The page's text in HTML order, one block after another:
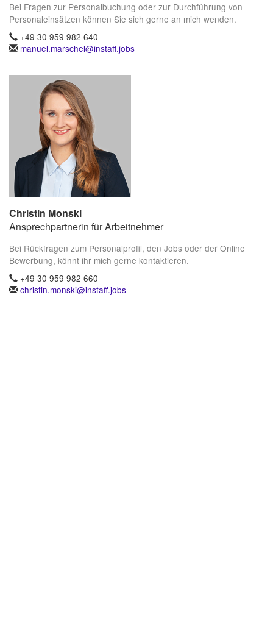
Bei Fragen zur Personalbuchung oder zur Durchführung von
Personaleinsätzen können Sie sich gerne an mich wenden.
+49 30 959 982 640
manuel.marschel@instaff.jobs
Christin Monski
Ansprechpartnerin für Arbeitnehmer
Bei Rückfragen zum Personalprofil, den Jobs oder der Online
Bewerbung, könnt ihr mich gerne kontaktieren.
+49 30 959 982 660
christin.monski@instaff.jobs